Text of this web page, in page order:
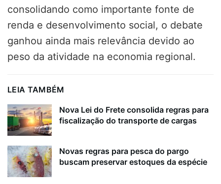
consolidando como importante fonte de
renda e desenvolvimento social, o debate
ganhou ainda mais relevância devido ao
peso da atividade na economia regional.
LEIA TAMBÉM
Nova Lei do Frete consolida regras para
fiscalização do transporte de cargas
Novas regras para pesca do pargo
buscam preservar estoques da espécie